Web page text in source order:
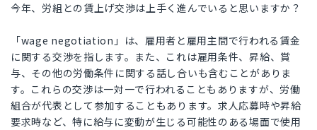
今年、労組との賃上げ交渉は上手く進んでいると思いますか？
「wage negotiation」は、雇用者と雇用主間で行われる賃金
に関する交渉を指します。また、これは雇用条件、昇給、賞
与、その他の労働条件に関する話し合いも含むことがありま
す。これらの交渉は一対一で行われることもありますが、労働
組合が代表として参加することもあります。求人応募時や昇給
要求時など、特に給与に変動が生じる可能性のある場面で使用